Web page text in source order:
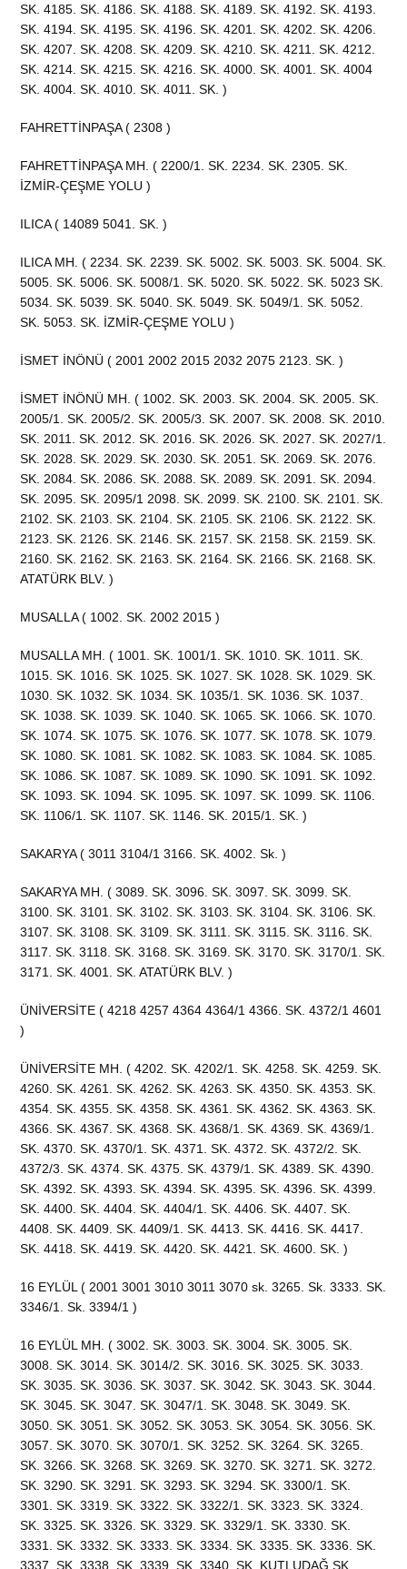
SK. 4185. SK. 4186. SK. 4188. SK. 4189. SK. 4192. SK. 4193.
SK. 4194. SK. 4195. SK. 4196. SK. 4201. SK. 4202. SK. 4206.
SK. 4207. SK. 4208. SK. 4209. SK. 4210. SK. 4211. SK. 4212.
SK. 4214. SK. 4215. SK. 4216. SK. 4000. SK. 4001. SK. 4004
SK. 4004. SK. 4010. SK. 4011. SK. )
FAHRETTİNPAŞA ( 2308 )
FAHRETTİNPAŞA MH. ( 2200/1. SK. 2234. SK. 2305. SK.
İZMİR-ÇEŞME YOLU )
ILICA ( 14089 5041. SK. )
ILICA MH. ( 2234. SK. 2239. SK. 5002. SK. 5003. SK. 5004. SK.
5005. SK. 5006. SK. 5008/1. SK. 5020. SK. 5022. SK. 5023 SK.
5034. SK. 5039. SK. 5040. SK. 5049. SK. 5049/1. SK. 5052.
SK. 5053. SK. İZMİR-ÇEŞME YOLU )
İSMET İNÖNÜ ( 2001 2002 2015 2032 2075 2123. SK. )
İSMET İNÖNÜ MH. ( 1002. SK. 2003. SK. 2004. SK. 2005. SK.
2005/1. SK. 2005/2. SK. 2005/3. SK. 2007. SK. 2008. SK. 2010.
SK. 2011. SK. 2012. SK. 2016. SK. 2026. SK. 2027. SK. 2027/1.
SK. 2028. SK. 2029. SK. 2030. SK. 2051. SK. 2069. SK. 2076.
SK. 2084. SK. 2086. SK. 2088. SK. 2089. SK. 2091. SK. 2094.
SK. 2095. SK. 2095/1 2098. SK. 2099. SK. 2100. SK. 2101. SK.
2102. SK. 2103. SK. 2104. SK. 2105. SK. 2106. SK. 2122. SK.
2123. SK. 2126. SK. 2146. SK. 2157. SK. 2158. SK. 2159. SK.
2160. SK. 2162. SK. 2163. SK. 2164. SK. 2166. SK. 2168. SK.
ATATÜRK BLV. )
MUSALLA ( 1002. SK. 2002 2015 )
MUSALLA MH. ( 1001. SK. 1001/1. SK. 1010. SK. 1011. SK.
1015. SK. 1016. SK. 1025. SK. 1027. SK. 1028. SK. 1029. SK.
1030. SK. 1032. SK. 1034. SK. 1035/1. SK. 1036. SK. 1037.
SK. 1038. SK. 1039. SK. 1040. SK. 1065. SK. 1066. SK. 1070.
SK. 1074. SK. 1075. SK. 1076. SK. 1077. SK. 1078. SK. 1079.
SK. 1080. SK. 1081. SK. 1082. SK. 1083. SK. 1084. SK. 1085.
SK. 1086. SK. 1087. SK. 1089. SK. 1090. SK. 1091. SK. 1092.
SK. 1093. SK. 1094. SK. 1095. SK. 1097. SK. 1099. SK. 1106.
SK. 1106/1. SK. 1107. SK. 1146. SK. 2015/1. SK. )
SAKARYA ( 3011 3104/1 3166. SK. 4002. Sk. )
SAKARYA MH. ( 3089. SK. 3096. SK. 3097. SK. 3099. SK.
3100. SK. 3101. SK. 3102. SK. 3103. SK. 3104. SK. 3106. SK.
3107. SK. 3108. SK. 3109. SK. 3111. SK. 3115. SK. 3116. SK.
3117. SK. 3118. SK. 3168. SK. 3169. SK. 3170. SK. 3170/1. SK.
3171. SK. 4001. SK. ATATÜRK BLV. )
ÜNİVERSİTE ( 4218 4257 4364 4364/1 4366. SK. 4372/1 4601
)
ÜNİVERSİTE MH. ( 4202. SK. 4202/1. SK. 4258. SK. 4259. SK.
4260. SK. 4261. SK. 4262. SK. 4263. SK. 4350. SK. 4353. SK.
4354. SK. 4355. SK. 4358. SK. 4361. SK. 4362. SK. 4363. SK.
4366. SK. 4367. SK. 4368. SK. 4368/1. SK. 4369. SK. 4369/1.
SK. 4370. SK. 4370/1. SK. 4371. SK. 4372. SK. 4372/2. SK.
4372/3. SK. 4374. SK. 4375. SK. 4379/1. SK. 4389. SK. 4390.
SK. 4392. SK. 4393. SK. 4394. SK. 4395. SK. 4396. SK. 4399.
SK. 4400. SK. 4404. SK. 4404/1. SK. 4406. SK. 4407. SK.
4408. SK. 4409. SK. 4409/1. SK. 4413. SK. 4416. SK. 4417.
SK. 4418. SK. 4419. SK. 4420. SK. 4421. SK. 4600. SK. )
16 EYLÜL ( 2001 3001 3010 3011 3070 sk. 3265. Sk. 3333. SK.
3346/1. Sk. 3394/1 )
16 EYLÜL MH. ( 3002. SK. 3003. SK. 3004. SK. 3005. SK.
3008. SK. 3014. SK. 3014/2. SK. 3016. SK. 3025. SK. 3033.
SK. 3035. SK. 3036. SK. 3037. SK. 3042. SK. 3043. SK. 3044.
SK. 3045. SK. 3047. SK. 3047/1. SK. 3048. SK. 3049. SK.
3050. SK. 3051. SK. 3052. SK. 3053. SK. 3054. SK. 3056. SK.
3057. SK. 3070. SK. 3070/1. SK. 3252. SK. 3264. SK. 3265.
SK. 3266. SK. 3268. SK. 3269. SK. 3270. SK. 3271. SK. 3272.
SK. 3290. SK. 3291. SK. 3293. SK. 3294. SK. 3300/1. SK.
3301. SK. 3319. SK. 3322. SK. 3322/1. SK. 3323. SK. 3324.
SK. 3325. SK. 3326. SK. 3329. SK. 3329/1. SK. 3330. SK.
3331. SK. 3332. SK. 3333. SK. 3334. SK. 3335. SK. 3336. SK.
3337. SK. 3338. SK. 3339. SK. 3340. SK. KUTLUDAĞ SK.